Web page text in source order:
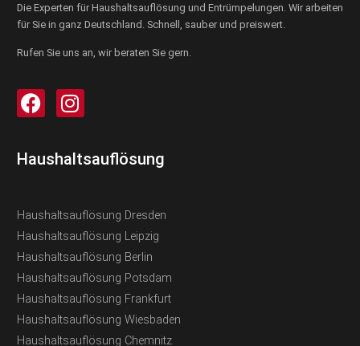
Die Experten für Haushaltsauflösung und Entrümpelungen. Wir arbeiten
für Sie in ganz Deutschland. Schnell, sauber und preiswert.
Rufen Sie uns an, wir beraten Sie gern.
Haushaltsauflösung
Haushaltsauflösung Dresden
Haushaltsauflösung Leipzig
Haushaltsauflösung Berlin
Haushaltsauflösung Potsdam
Haushaltsauflösung Frankfurt
Haushaltsauflösung Wiesbaden
Haushaltsauflösung Chemnitz